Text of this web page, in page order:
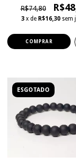
R$74,80
3 x de R$16,30 sem
ESGOTADO